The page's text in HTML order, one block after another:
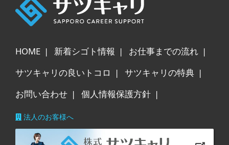
HOME 新着シゴト情報
お仕事までの流れ
サツキャリの良いトコロ
サツキャリの特典
お問い合わせ
個人情報保護方針
法人のお客様へ